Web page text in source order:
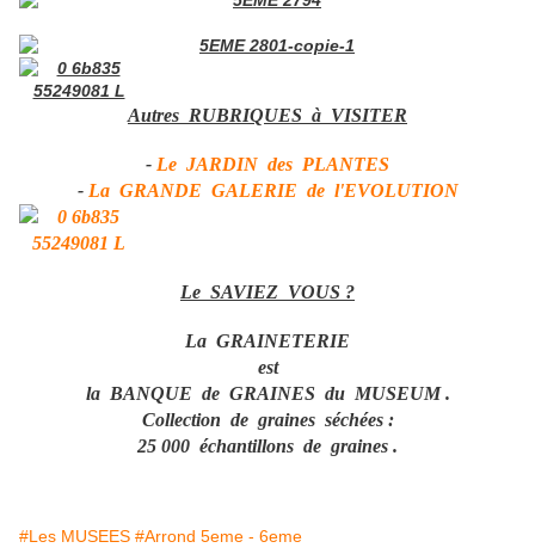
Autres RUBRIQUES à VISITER
- Le JARDIN des PLANTES
- La GRANDE GALERIE de l'EVOLUTION
Le SAVIEZ VOUS ?
La GRAINETERIE
est
la BANQUE de GRAINES du MUSEUM .
Collection de graines séchées :
25 000 échantillons de graines .
#Les MUSEES #Arrond 5eme - 6eme